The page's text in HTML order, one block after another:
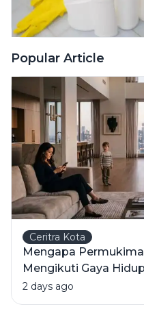
Popular Article
Ceritra Kota
Mengapa
Mengikuti Gaya
2 days ago